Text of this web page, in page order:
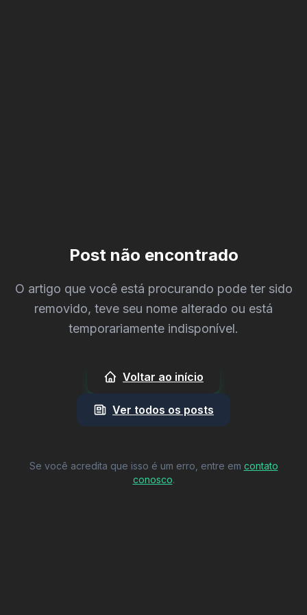
Post não encontrado
O artigo que você está procurando pode ter sido
removido, teve seu nome alterado ou está
temporariamente indisponível.
Voltar ao início
Ver todos os posts
Se você acredita que isso é um erro, entre em contato
conosco.